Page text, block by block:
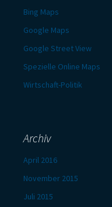
Bing Maps
Google Maps
Google Street View
Spezielle Online Maps
Wirtschaft-Politik
Archiv
April 2016
November 2015
Juli 2015